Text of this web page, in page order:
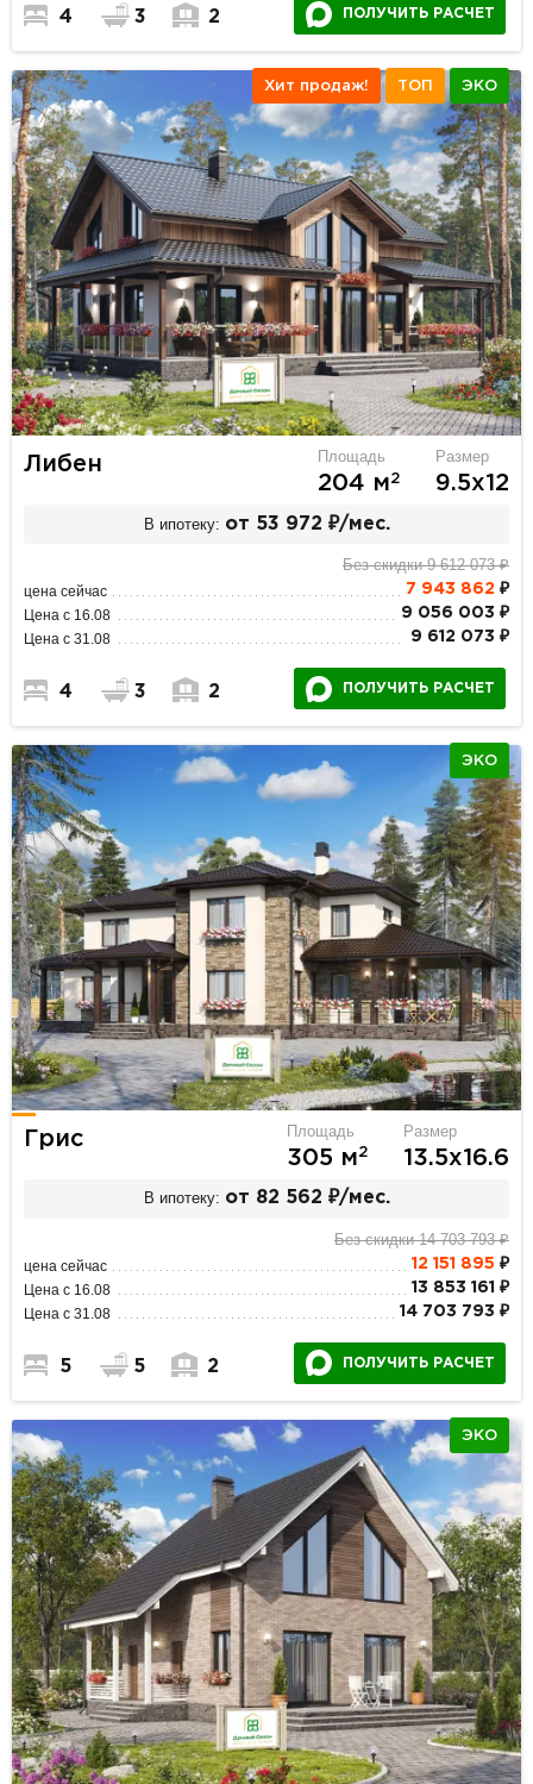
4 3 2 ПОЛУЧИТЬ РАСЧЕТ
Хит продаж! ТОП ЭКО
Либен Площадь
204 м2
Размер
9.5х12
В ипотеку: от 53 972 ₽/мес.
Без скидки 9 612 073 ₽
цена сейчас 7 943 862 ₽
Цена с 16.08 9 056 003 ₽
Цена с 31.08 9 612 073 ₽
4 3 2 ПОЛУЧИТЬ РАСЧЕТ
ЭКО
Грис Площадь
305 м2
Размер
13.5х16.6
В ипотеку: от 82 562 ₽/мес.
Без скидки 14 703 793 ₽
цена сейчас 12 151 895 ₽
Цена с 16.08 13 853 161 ₽
Цена с 31.08 14 703 793 ₽
5 5 2 ПОЛУЧИТЬ РАСЧЕТ
ЭКО